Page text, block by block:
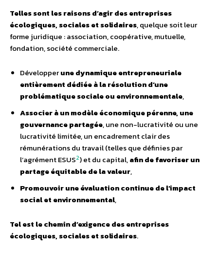
Telles sont les raisons d’agir des entreprises
écologiques, sociales et solidaires, quelque soit leur
forme juridique : association, coopérative, mutuelle,
fondation, société commerciale.
Développerune dynamique entrepreneuriale
entièrement dédiée à la résolution d’une
problématique sociale ou environnementale,
Associer à un modèle économique pérenne, une
gouvernance partagée, une non-lucrativité ou une
lucrativité limitée, un encadrement clair des
rémunérations du travail (telles que définies par
l’agrément ESUS2) et du capital,afin de favoriser un
partage équitable de la valeur,
Promouvoir une évaluation continue de l’impact
social et environnemental,
Tel est le chemin d’exigence des entreprises
écologiques, sociales et solidaires.